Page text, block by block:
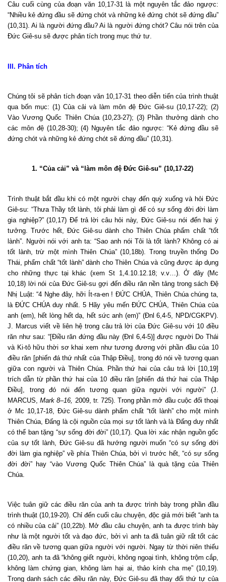
Câu cuối cùng của đoạn văn 10,17-31 là một nguyên tắc đảo ngược:
“Nhiều kẻ đứng đầu sẽ đứng chót và những kẻ đứng chót sẽ đứng đầu”
(10,31). Ai là người đứng đầu? Ai là người đứng chót? Câu nói trên của
Đức Giê-su sẽ được phân tích trong mục thứ tư.
III. Phân tích
Chúng tôi sẽ phân tích đoạn văn 10,17-31 theo diễn tiến của trình thuật
qua bốn mục: (1) Của cải và làm môn đệ Đức Giê-su (10,17-22); (2)
Vào Vương Quốc Thiên Chúa (10,23-27); (3) Phần thưởng dành cho
các môn đệ (10,28-30); (4) Nguyên tắc đảo ngược: “Kẻ đứng đầu sẽ
đứng chót và những kẻ đứng chót sẽ đứng đầu” (10,31).
1. “Của cải” và “làm môn đệ Đức Giê-su” (10,17-22)
Trình thuật bắt đầu khi có một người chạy đến quỳ xuống và hỏi Đức
Giê-su: “Thưa Thầy tốt lành, tôi phải làm gì để có sự sống đời đời làm
gia nghiệp?” (10,17) Để trả lời câu hỏi này, Đức Giê-su nói đến hai ý
tưởng. Trước hết, Đức Giê-su dành cho Thiên Chúa phẩm chất “tốt
lành”. Người nói với anh ta: “Sao anh nói Tôi là tốt lành? Không có ai
tốt lành, trừ một mình Thiên Chúa” (10,18b). Trong truyền thống Do
Thái, phẩm chất “tốt lành” dành cho Thiên Chúa và cũng được áp dụng
cho những thực tại khác (xem St 1,4.10.12.18; v.v…). Ở đây (Mc
10,18) lời nói của Đức Giê-su gợi đến điều răn nền tảng trong sách Đệ
Nhị Luật: “4 Nghe đây, hỡi Ít-ra-en ! ĐỨC CHÚA, Thiên Chúa chúng ta,
làĐỨC CHÚAduy nhất.5 Hãy yêu mến ĐỨC CHÚA, Thiên Chúa của
anh (em), hết lòng hết dạ, hết sức anh (em)” (Đnl 6,4-5, NPD/CGKPV).
J. Marcus viết về liên hệ trong câu trả lời của Đức Giê-su với 10 điều
răn như sau: “[Điều răn đứng đầu này (Đnl 6,4-5)] được người Do Thái
và Ki-tô hữu thời sơ khai xem như tương đương với phần đầu của 10
điều răn [phiến đá thứ nhất của Thập Điều], trong đó nói về tương quan
giữa con người và Thiên Chúa. Phần thứ hai của câu trả lời [10,19]
trích dẫn từ phần thứ hai của 10 điều răn [phiến đá thứ hai của Thập
Điều], trong đó nói đến tương quan giữa người với người” (J.
MARCUS,Mark 8–16, 2009, tr. 725). Trong phần mở đầu cuộc đối thoại
ở Mc 10,17-18, Đức Giê-su dành phẩm chất “tốt lành” cho một mình
Thiên Chúa, Đấng là cội nguồn của mọi sự tốt lành và là Đấng duy nhất
có thể ban tặng “sự sống đời đời” (10,17). Qua lời xác nhận nguồn gốc
của sự tốt lành, Đức Giê-su đã hướng người muốn “có sự sống đời
đời làm gia nghiệp” về phía Thiên Chúa, bởi vì trước hết, “có sự sống
đời đời” hay “vào Vương Quốc Thiên Chúa” là quà tặng của Thiên
Chúa.
Việc tuân giữ các điều răn của anh ta được trình bày trong phần đầu
trình thuật (10,19-20). Chỉ đến cuối câu chuyện, độc giả mới biết “anh ta
có nhiều của cải” (10,22b). Mở đầu câu chuyện, anh ta được trình bày
như là một người tốt và đạo đức, bởi vì anh ta đã tuân giữ rất tốt các
điều răn về tương quan giữa người với người. Ngay từ thời niên thiếu
(10,20), anh ta đã “không giết người, không ngoại tình, không trộm cắp,
không làm chứng gian, không làm hại ai, thảo kính cha mẹ” (10,19).
Trong danh sách các điều răn này, Đức Giê-su đã thay đổi thứ tự của